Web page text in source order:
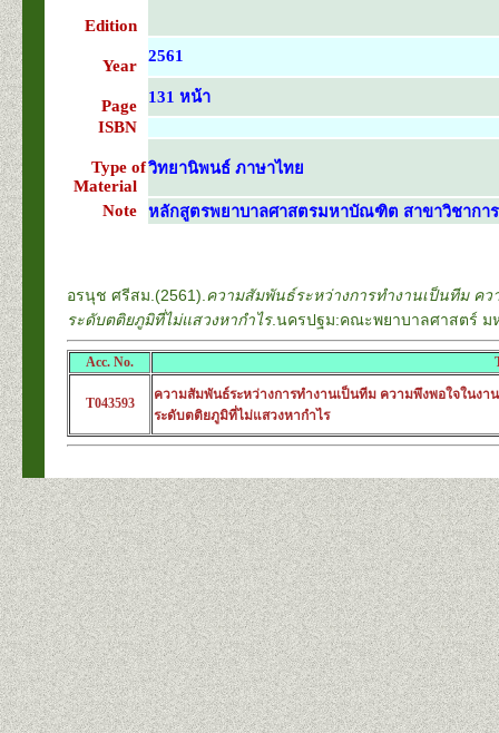
Edition
Year
2561
Page
131 หน้า
ISBN
Type of
Material
วิทยานิพนธ์ ภาษาไทย
Note หลักสูตรพยาบาลศาสตรมหาบัณฑิต สาขาวิชากา
อรนุช ศรีสม.(2561). ความสัมพันธ์ระหว่างการทำงานเป็นทีม ค
ระดับตติยภูมิที่ไม่แสวงหากำไร.นครปฐม:คณะพยาบาลศาสตร์ ม
Acc. No.
T043593
ความสัมพันธ์ระหว่างการทำงานเป็นทีม ความพึงพอใจในง
ระดับตติยภูมิที่ไม่แสวงหากำไร